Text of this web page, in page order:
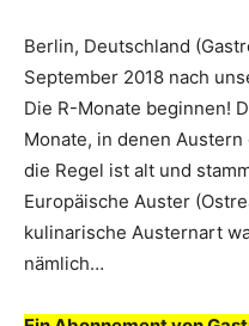
Berlin, Deutschland
September 2018 nach
Die R-Monate beginnen!
Monate, in denen
die Regel ist alt und
Europäische Auster
kulinarische Austernart
nämlich…